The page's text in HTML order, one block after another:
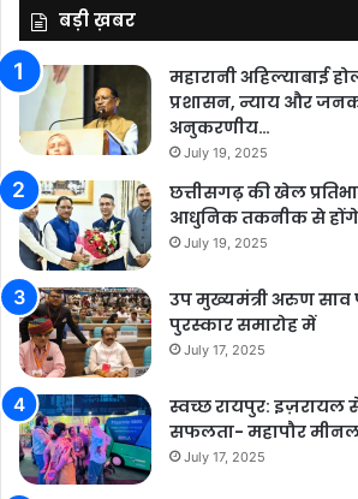
बड़ी ख़बर
महारानी अहिल्याबाई
प्रशासन, न्याय और
अनुकरणीय…
July 19, 2025
छत्तीसगढ़ की खेल
आधुनिक तकनीक से होंगे
July 19, 2025
उप मुख्यमंत्री अरुण साव
पुरस्कार समारोह में
July 17, 2025
स्वच्छ रायपुर:
सफलता- महापौर
July 17, 2025